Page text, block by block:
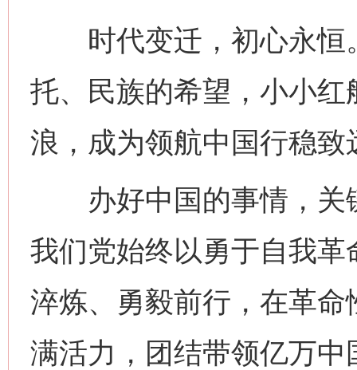
时代变迁，初心永恒
托、民族的希望，小小
浪，成为领航中国行稳致
办好中国的事情，关
我们党始终以勇于自我
淬炼、勇毅前行，在革
满活力，团结带领亿万